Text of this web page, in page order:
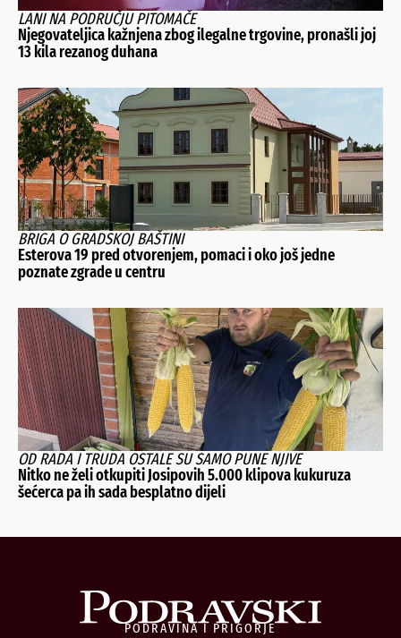
LANI NA PODRUČJU PITOMAČE
Njegovateljica kažnjena zbog ilegalne trgovine, pronašli joj
13 kila rezanog duhana
BRIGA O GRADSKOJ BAŠTINI
Esterova 19 pred otvorenjem, pomaci i oko još jedne
poznate zgrade u centru
OD RADA I TRUDA OSTALE SU SAMO PUNE NJIVE
Nitko ne želi otkupiti Josipovih 5.000 klipova kukuruza
šećerca pa ih sada besplatno dijeli
PODRAVINA I PRIGORJE